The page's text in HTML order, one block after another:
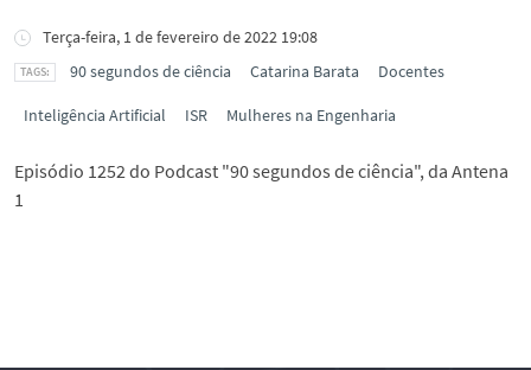
Terça-feira, 1 de fevereiro de 2022 19:08
90 segundos de ciência
Catarina Barata Docentes
Inteligência Artificial ISR Mulheres na Engenharia
Episódio 1252 do Podcast "90 segundos de ciência", da Antena
1